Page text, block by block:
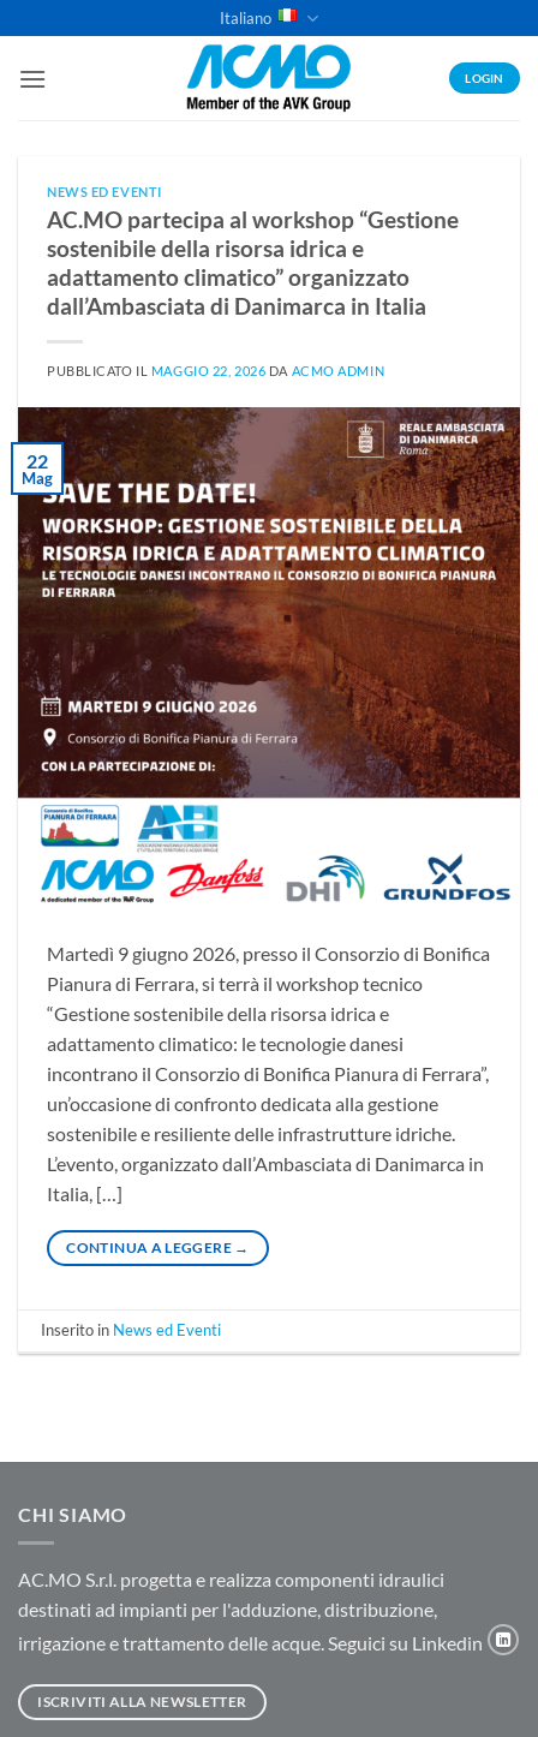
ai
contenuti
Italiano
LOGIN
NEWS ED EVENTI
AC.MO partecipa al workshop “Gestione
sostenibile della risorsa idrica e
adattamento climatico” organizzato
dall’Ambasciata di Danimarca in Italia
PUBBLICATO IL MAGGIO 22, 2026 DA ACMO ADMIN
22
Mag
Martedì 9 giugno 2026, presso il Consorzio di Bonifica
Pianura di Ferrara, si terrà il workshop tecnico
“Gestione sostenibile della risorsa idrica e
adattamento climatico: le tecnologie danesi
incontrano il Consorzio di Bonifica Pianura di Ferrara”,
un’occasione di confronto dedicata alla gestione
sostenibile e resiliente delle infrastrutture idriche.
L’evento, organizzato dall’Ambasciata di Danimarca in
Italia, […]
CONTINUA A LEGGERE →
Inserito in News ed Eventi
CHI SIAMO
AC.MO S.r.l. progetta e realizza componenti idraulici
destinati ad impianti per l'adduzione, distribuzione,
irrigazione e trattamento delle acque. Seguici su Linkedin
ISCRIVITI ALLA NEWSLETTER